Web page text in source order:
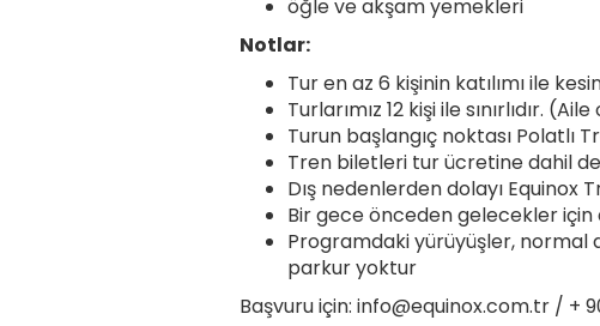
öğle ve akşam yemekleri
Notlar:
Tur en az 6 kişinin katılımı ile
Turlarımız 12 kişi ile sınırlıdır.
Turun başlangıç noktası Polatlı
Tren biletleri tur ücretine dahil
Dış nedenlerden dolayı
Bir gece önceden gelecekler
Programdaki yürüyüşler, normal
parkur yoktur
Başvuru için: info@equinox.com.tr / +